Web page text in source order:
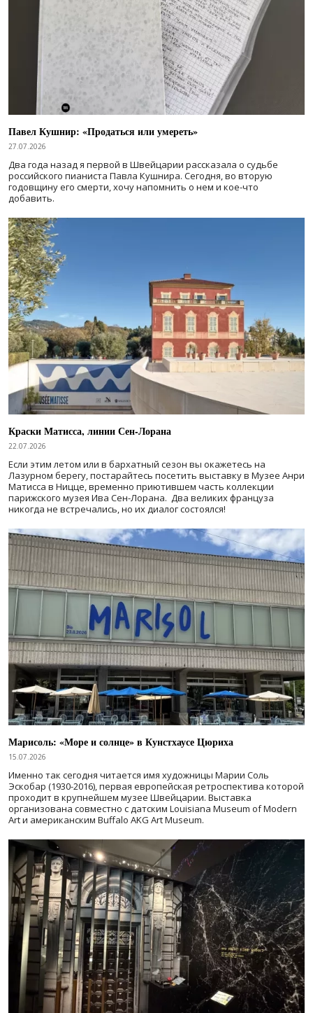
Павел Кушнир: «Продаться или умереть»
27.07.2026
Два года назад я первой в Швейцарии рассказала о судьбе
российского пианиста Павла Кушнира. Сегодня, во вторую
годовщину его смерти, хочу напомнить о нем и кое-что
добавить.
Краски Матисса, линии Сен-Лорана
22.07.2026
Если этим летом или в бархатный сезон вы окажетесь на
Лазурном берегу, постарайтесь посетить выставку в Музее Анри
Матисса в Ницце, временно приютившем часть коллекции
парижского музея Ива Сен-Лорана. Два великих француза
никогда не встречались, но их диалог состоялся!
Марисоль: «Море и солнце» в Кунстхаусе Цюриха
15.07.2026
Именно так сегодня читается имя художницы Марии Соль
Эскобар (1930-2016), первая европейская ретроспектива которой
проходит в крупнейшем музее Швейцарии. Выставка
организована совместно с датским Louisiana Museum of Modern
Art и американским Buffalo AKG Art Museum.